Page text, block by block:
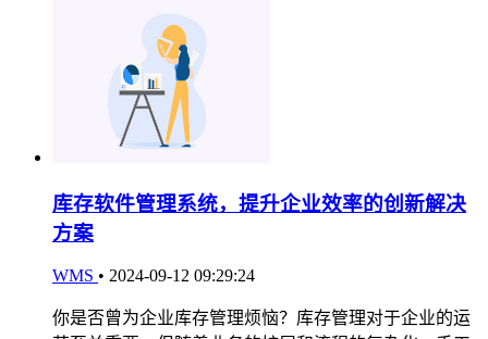
库存软件管理系统，提升企业效率的创新解决
方案
WMS • 2024-09-12 09:29:24
你是否曾为企业库存管理烦恼？库存管理对于企业的运